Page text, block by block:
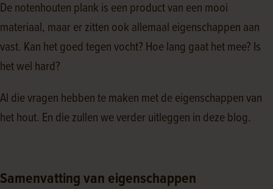
De notenhouten plank is een product van een mooi
materiaal, maar er zitten ook allemaal eigenschappen aan
vast. Kan het goed tegen vocht? Hoe lang gaat het mee? Is
het wel hard?
Al die vragen hebben te maken met de eigenschappen van
het hout. En die zullen we verder uitleggen in deze blog.
Samenvatting van eigenschappen